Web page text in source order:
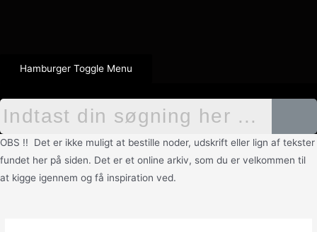
Hamburger Toggle Menu
OBS !! Det er ikke muligt at bestille noder, udskrift eller lign af tekster
fundet her på siden. Det er et online arkiv, som du er velkommen til
at kigge igennem og få inspiration ved.